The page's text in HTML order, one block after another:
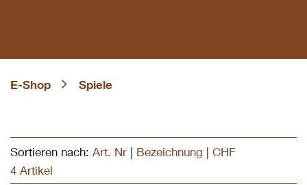
E-Shop Spiele
Sortieren nach: Art. Nr Bezeichnung
CHF
4 Artikel